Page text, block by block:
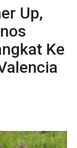
Up,
Ke